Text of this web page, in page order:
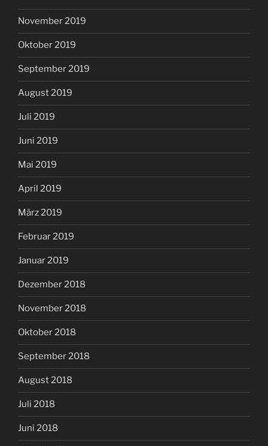
November 2019
Oktober 2019
September 2019
August 2019
Juli 2019
Juni 2019
Mai 2019
April 2019
März 2019
Februar 2019
Januar 2019
Dezember 2018
November 2018
Oktober 2018
September 2018
August 2018
Juli 2018
Juni 2018